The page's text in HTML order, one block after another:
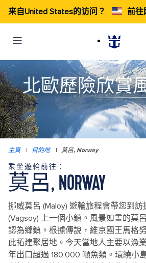
来自United States的访问？ 前往
北歐歷險欣賞
主頁 | 目的地 | 莫呂, Norway
乘坐遊輪前往：
莫呂, NORWAY
挪威莫呂 (Maloy) 遊輪旅程會帶您到
(Vagsoy) 上一個小鎮。風景如畫的莫
認為鄉鎮。根據傳說，維京國王馬格
此拓建聚居地。今天當地人主要以漁
年出口超過 180,000 噸魚類。環繞小